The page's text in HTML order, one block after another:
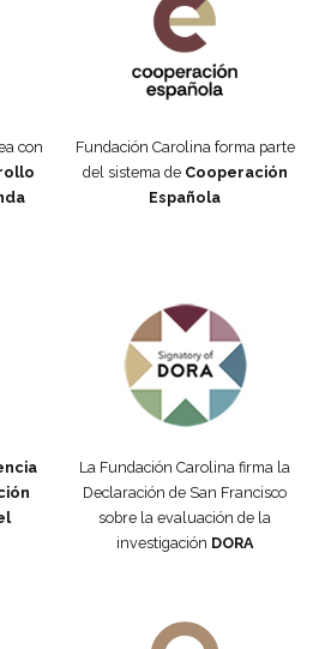
con
Fundación Carolina forma parte
del sistema de Cooperación
Española
La Fundación Carolina firma la
Declaración de San Francisco
sobre la evaluación de la
investigación DORA